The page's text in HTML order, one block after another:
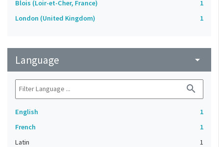
Blois (Loir-et-Cher, France)
1
London (United Kingdom)
1
Language arrow_drop_down
search
English
1
French
1
Latin
1